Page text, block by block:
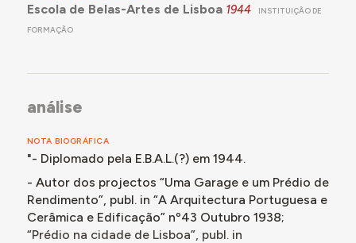
Escola de Belas-Artes de Lisboa 1944 INSTITUIÇÃO DE
FORMAÇÃO
análise
NOTA BIOGRÁFICA
"- Diplomado pela E.B.A.L.(?) em 1944.
- Autor dos projectos “Uma Garage e um Prédio de
Rendimento”, publ. in “A Arquitectura Portuguesa e
Cerâmica e Edificação” nº43 Outubro 1938;
“Prédio na cidade de Lisboa”, publ. in